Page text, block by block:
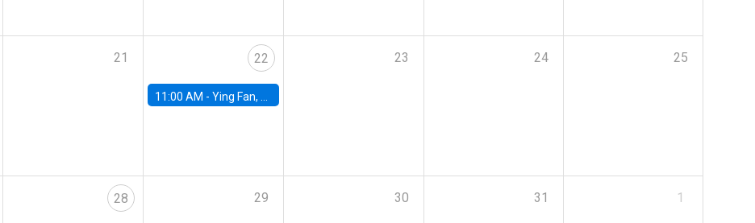
21 22
11:00 AM -Ying Fan, University of Michigan
23 24 25
28 29 30 31 1